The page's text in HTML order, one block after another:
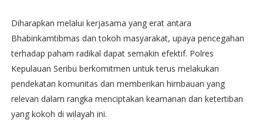
Diharapkan melalui kerjasama yang erat antara
Bhabinkamtibmas dan tokoh masyarakat, upaya pencegahan
terhadap paham radikal dapat semakin efektif. Polres
Kepulauan Seribu berkomitmen untuk terus melakukan
pendekatan komunitas dan memberikan himbauan yang
relevan dalam rangka menciptakan keamanan dan ketertiban
yang kokoh di wilayah ini.